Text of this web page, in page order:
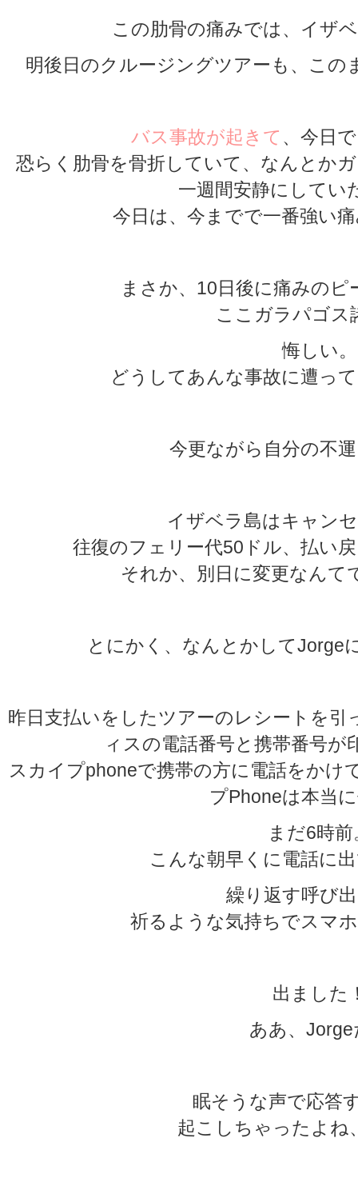
この肋骨の痛みでは、イザ
明後日のクルージングツアーも、こ
バス事故が起きて 、今日
恐らく肋骨を骨折していて、なんとか
一週間安静にしてい
今日は、今までで一番強い
まさか、10日後に痛みの
ここガラパゴス
悔しい。
どうしてあんな事故に遭っ
今更ながら自分の不
イザベラ島はキャン
往復のフェリー代50ドル、払い
それか、別日に変更なんて
とにかく、なんとかしてJorge
昨日支払いをしたツアーのレシートを
ィスの電話番号と携帯番号が
スカイプphoneで携帯の方に電話をかけ
プPhoneは本当
まだ6時前
こんな朝早くに電話に
繰り返す呼び
祈るような気持ちでスマ
出ました
ああ、Jorge
眠そうな声で応答
起こしちゃったよね